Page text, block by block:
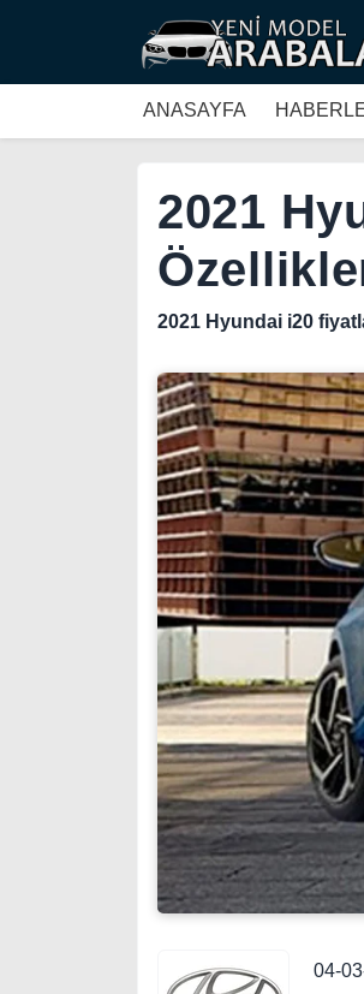
ANASAYFA
2021
2021 Hyundai i20
04-